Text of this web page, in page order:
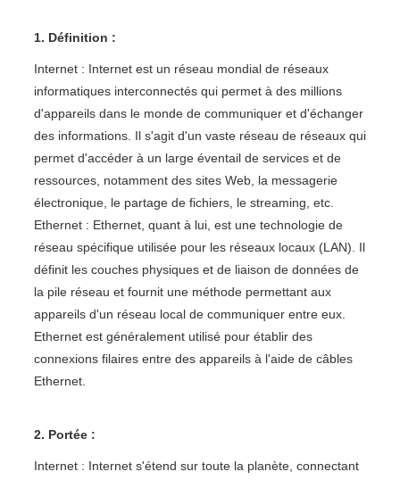
1. Définition :
Internet : Internet est un réseau mondial de réseaux
informatiques interconnectés qui permet à des millions
d'appareils dans le monde de communiquer et d'échanger
des informations. Il s'agit d'un vaste réseau de réseaux qui
permet d'accéder à un large éventail de services et de
ressources, notamment des sites Web, la messagerie
électronique, le partage de fichiers, le streaming, etc.
Ethernet : Ethernet, quant à lui, est une technologie de
réseau spécifique utilisée pour les réseaux locaux (LAN). Il
définit les couches physiques et de liaison de données de
la pile réseau et fournit une méthode permettant aux
appareils d'un réseau local de communiquer entre eux.
Ethernet est généralement utilisé pour établir des
connexions filaires entre des appareils à l'aide de câbles
Ethernet.
2. Portée :
Internet : Internet s'étend sur toute la planète, connectant